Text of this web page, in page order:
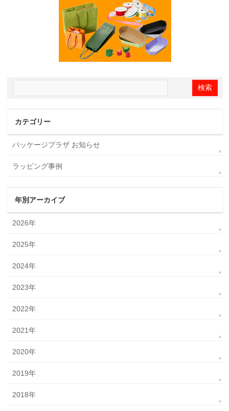
カテゴリー
パッケージプラザ お知らせ
ラッピング事例
年別アーカイブ
2026年
2025年
2024年
2023年
2022年
2021年
2020年
2019年
2018年